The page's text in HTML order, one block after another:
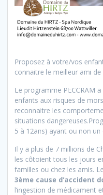
Proposez à votre/vos
connaitre le meilleur ami de
Le programme PECCRAM
enfants aux risques de
reconnaitre les
situations
5 à 12ans) ayant ou non un
Il y a plus de 7 millions de
les côtoient tous les jours
familles ou chez les amis.
3ème cause d’accident
l’ingestion de médicament